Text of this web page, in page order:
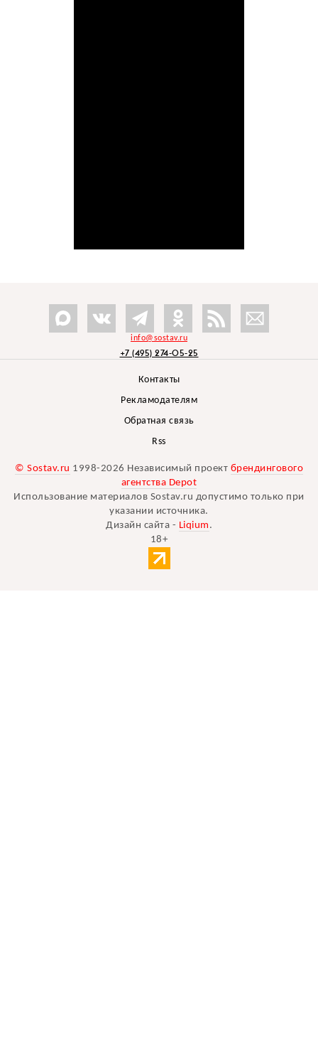
info@sostav.ru
+7 (495) 274-05-25
Контакты
Рекламодателям
Обратная связь
Rss
© Sostav.ru 1998-2026 Независимый проект брендингового
агентства Depot
Использование материалов Sostav.ru допустимо только при
указании источника.
Дизайн сайта - Liqium .
18+